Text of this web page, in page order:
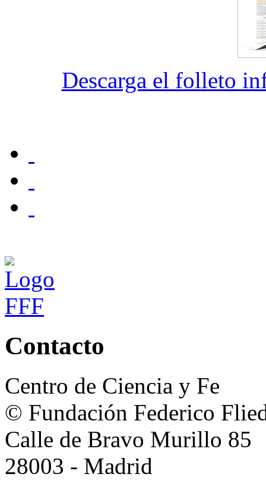
Descarga el folleto
Contacto
Centro de Ciencia y Fe
© Fundación Federico
Calle de Bravo Murillo 85
28003 - Madrid